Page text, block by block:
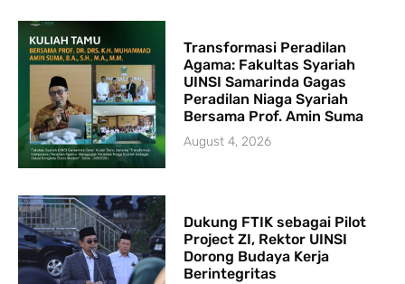
Transformasi Peradilan
Agama: Fakultas Syariah
UINSI Samarinda Gagas
Peradilan Niaga Syariah
Bersama Prof. Amin Suma
August 4, 2026
Dukung FTIK sebagai Pilot
Project ZI, Rektor UINSI
Dorong Budaya Kerja
Berintegritas